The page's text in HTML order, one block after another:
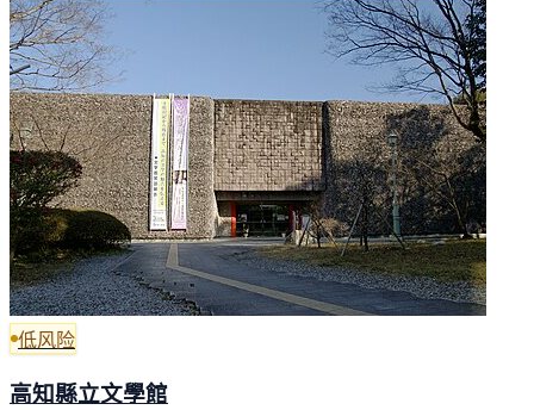
低风险
高知縣立文學館